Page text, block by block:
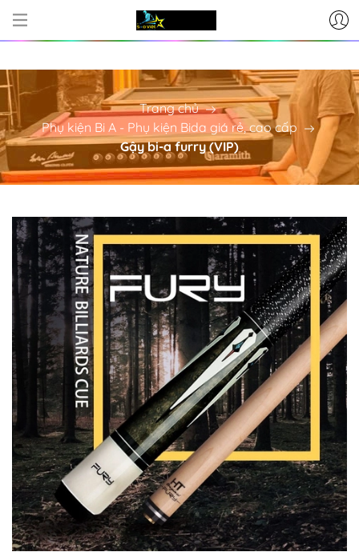
BÀN BI-A - PHỤ KIỆN BI-A CƠ
Trang chủ
Phụ kiện Bi A - Phụ kiện Bida giá rẻ, cao cấp
Gậy bi-a furry (VIP)